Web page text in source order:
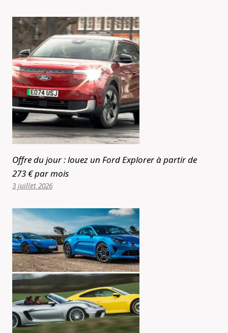
Offre du jour : louez un Ford Explorer à partir de
273 € par mois
3 juillet 2026